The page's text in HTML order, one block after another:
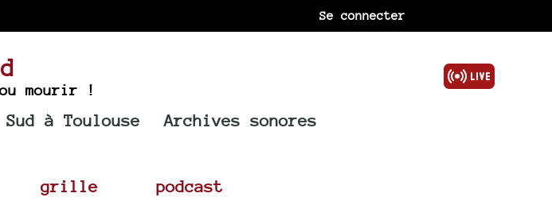
Se connecter
mourir !
Sud à Toulouse Archives sonores
grille podcast